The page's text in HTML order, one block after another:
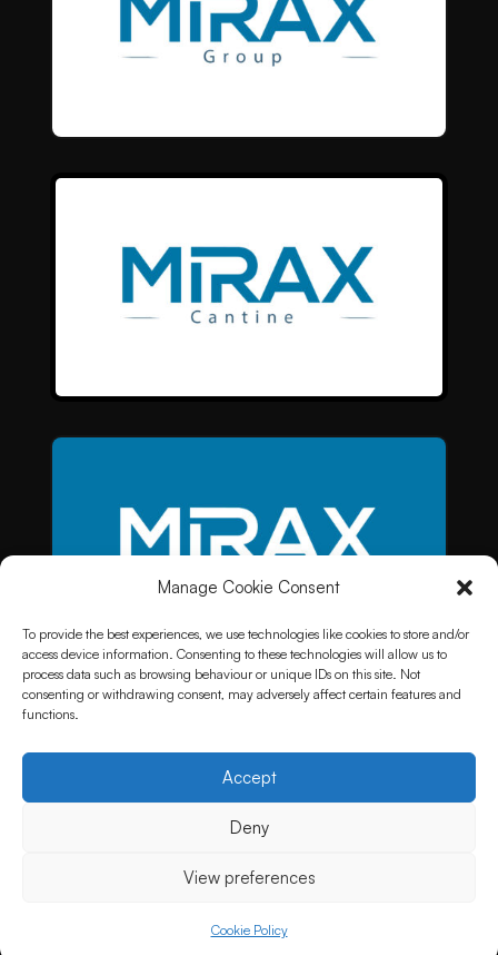
Manage Cookie Consent
To provide the best experiences, we use technologies like cookies to store and/or
access device information. Consenting to these technologies will allow us to
process data such as browsing behaviour or unique IDs on this site. Not
consenting or withdrawing consent, may adversely affect certain features and
functions.
Accept
Deny
View preferences
Cookie Policy